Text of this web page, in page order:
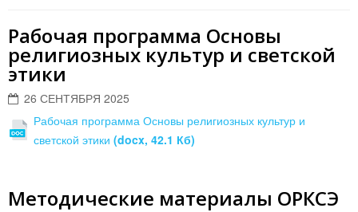
Рабочая программа Основы
религиозных культур и светской
этики
26 СЕНТЯБРЯ 2025
Рабочая программа Основы религиозных культур и
светской этики (docx, 42.1 Кб)
Методические материалы ОРКСЭ